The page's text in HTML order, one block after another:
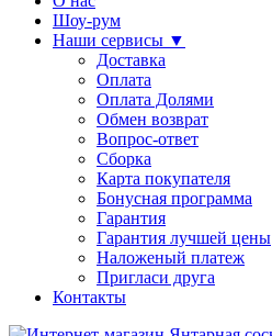
Шоу-рум
Наши сервисы ▼
Доставка
Оплата
Оплата Долями
Обмен возврат
Вопрос-ответ
Сборка
Карта покупателя
Бонусная программа
Гарантия
Гарантия лучшей цены
Наложеный платеж
Пригласи друга
Контакты